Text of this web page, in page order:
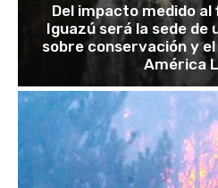
Del impacto medido
Iguazú será la sede de
sobre conservación y
América